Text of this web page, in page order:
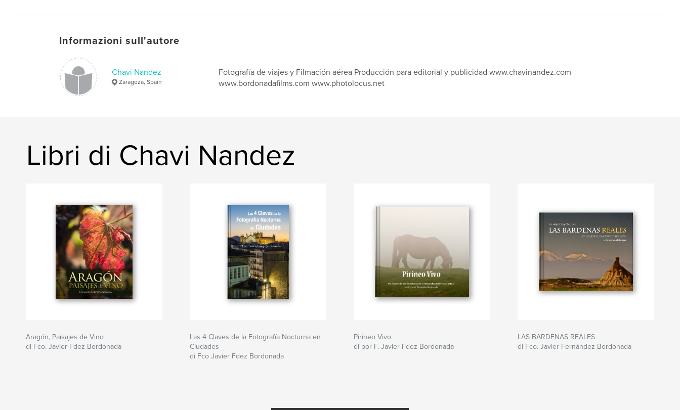
Informazioni sull'autore
Chavi Nandez
Zaragoza, Spain
Fotografía de viajes y Filmación aérea Producción para editorial y publicidad www.chavinandez.com
www.bordonadafilms.com www.photolocus.net
Libri di Chavi Nandez
Aragón, Paisajes de Vino
di Fco. Javier Fdez Bordonada
Las 4 Claves de la Fotografía Nocturna en
Ciudades
di Fco Javier Fdez Bordonada
Pirineo Vivo
di por F. Javier Fdez Bordonada
LAS BARDENAS REALES
di Fco. Javier Fernández Bordonada